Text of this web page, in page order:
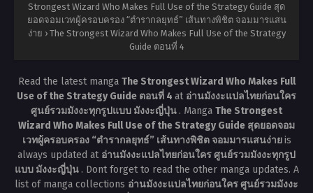
Strongest Wizard Who Makes Full Use of the Strategy Guide สุด
ยอดจอมเวทผู้ครอบครอง “ตำรากลยุทธ์” เส้นทางพิชิต จอมมารแสน
ง่าย › The Strongest Wizard Who Makes Full Use of the Strategy
Guide ตอนที่ 4
Read the latest manga The Strongest Wizard Who Makes Full
Use of the Strategy Guide ตอนที่ 4 at อ่านมังงะแปลไทยก่อนใคร
ศูนย์รวมมังงะทุกรูปแบบ มังงะญี่ปุ่น . Manga The Strongest
Wizard Who Makes Full Use of the Strategy Guide สุดยอดจอม
เวทผู้ครอบครอง “ตำรากลยุทธ์” เส้นทางพิชิต จอมมารแสนง่ายis
always updated at อ่านมังงะแปลไทยก่อนใคร ศูนย์รวมมังงะทุกรูป
แบบ มังงะญี่ปุ่น . Dont forget to read the other manga updates. A
list of manga collections อ่านมังงะแปลไทยก่อนใคร ศูนย์รวมมังงะ